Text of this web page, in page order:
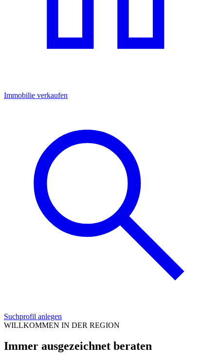
Immobilie verkaufen
Suchprofil anlegen
WILLKOMMEN IN DER REGION
Immer ausgezeichnet beraten